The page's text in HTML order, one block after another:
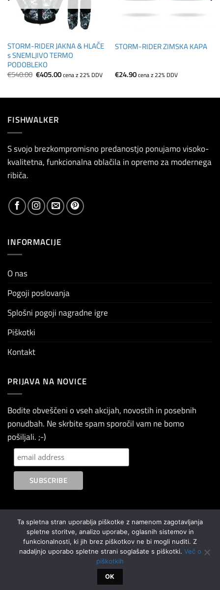
STORM-RIDER JAKNA & HLAČE
s SNEMLJIVO TERMO
PODOBLEKO
€540.00 Izvirna
cena
€540.00.
€405.00Trenutna
cena
cena z 22% DDV
STORM-RIDER ZIMSKA KAPA
€24.90cena z 22% DDV
FISHWALKER
S svojo brezkompromisno predanostjo ponujamo visoko-
kvalitetna, funkcionalna oblačila in opremo za modernega
ribiča.
INFORMACIJE
O nas
Pogoji poslovanja
Splošni pogoji nagradne igre
Piškotki
Kontakt
PRIJAVA NA NOVICE
Bodite obveščeni o vseh akcijah, novostih in posebnih
ponudbah. Ne skrbite spam sporočil vam ne bomo
pošiljali. ;-)
PayPal Cash
On
Delivery
American
Express
MasterCard
Visa
POGOJI POSLOVANJA
SPLOŠNI POGOJI NAGRADNE IGRE
PIŠKOTKI
KONTAKT
Copyright 2026 ©FW GROUP d.o.o.
Ta spletna stran uporablja piškotke z namenom zagotavljanja
spletne storitve, analizo uporabe, oglasnih sistemov in
funkcionalnosti, ki jih brez piškotkov ne bi mogli nuditi. Z
nadaljnjo uporabo spletne strani soglašate s piškotki. Več o
piškotkih
OK